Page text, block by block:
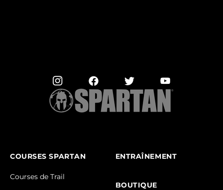
COURSES SPARTAN
Courses de Trail
ENTRAÎNEMENT
BOUTIQUE